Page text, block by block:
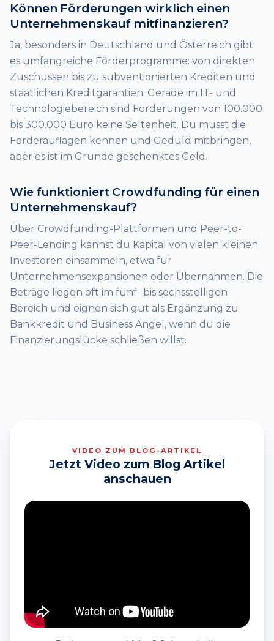
Können Förderungen wirklich einen
Unternehmenskauf mitfinanzieren?
Ja, besonders in Deutschland und Österreich gibt
es umfangreiche Förderprogramme: von direkten
Zuschüssen bis zu subventionierten Krediten und
staatlichen Kreditgarantien. Gerade im IT- und
Technologiebereich sind Förderungen von 100.000
bis 300.000 Euro keine Seltenheit. Du musst die
Förderauflagen kennen und Geduld mitbringen,
aber es ist im Grunde geschenktes Geld.
Wie funktioniert Crowdfunding für einen
Unternehmenskauf?
Über Crowdfunding-Plattformen und Peer-to-
Peer-Lending kannst du Kapital von vielen kleinen
Investoren einsammeln, etwa für
Unternehmensexpansionen oder Übernahmen. Die
Beträge liegen oft im fünf- bis sechsstelligen
Bereich und eignen sich gut als Ergänzung zu
Bankkredit und Business Angel, wenn du die
Finanzierungslücke schließen willst.
VIDEO ZUM BLOG-ARTIKEL
Jetzt Video zum Blog Artikel
anschauen